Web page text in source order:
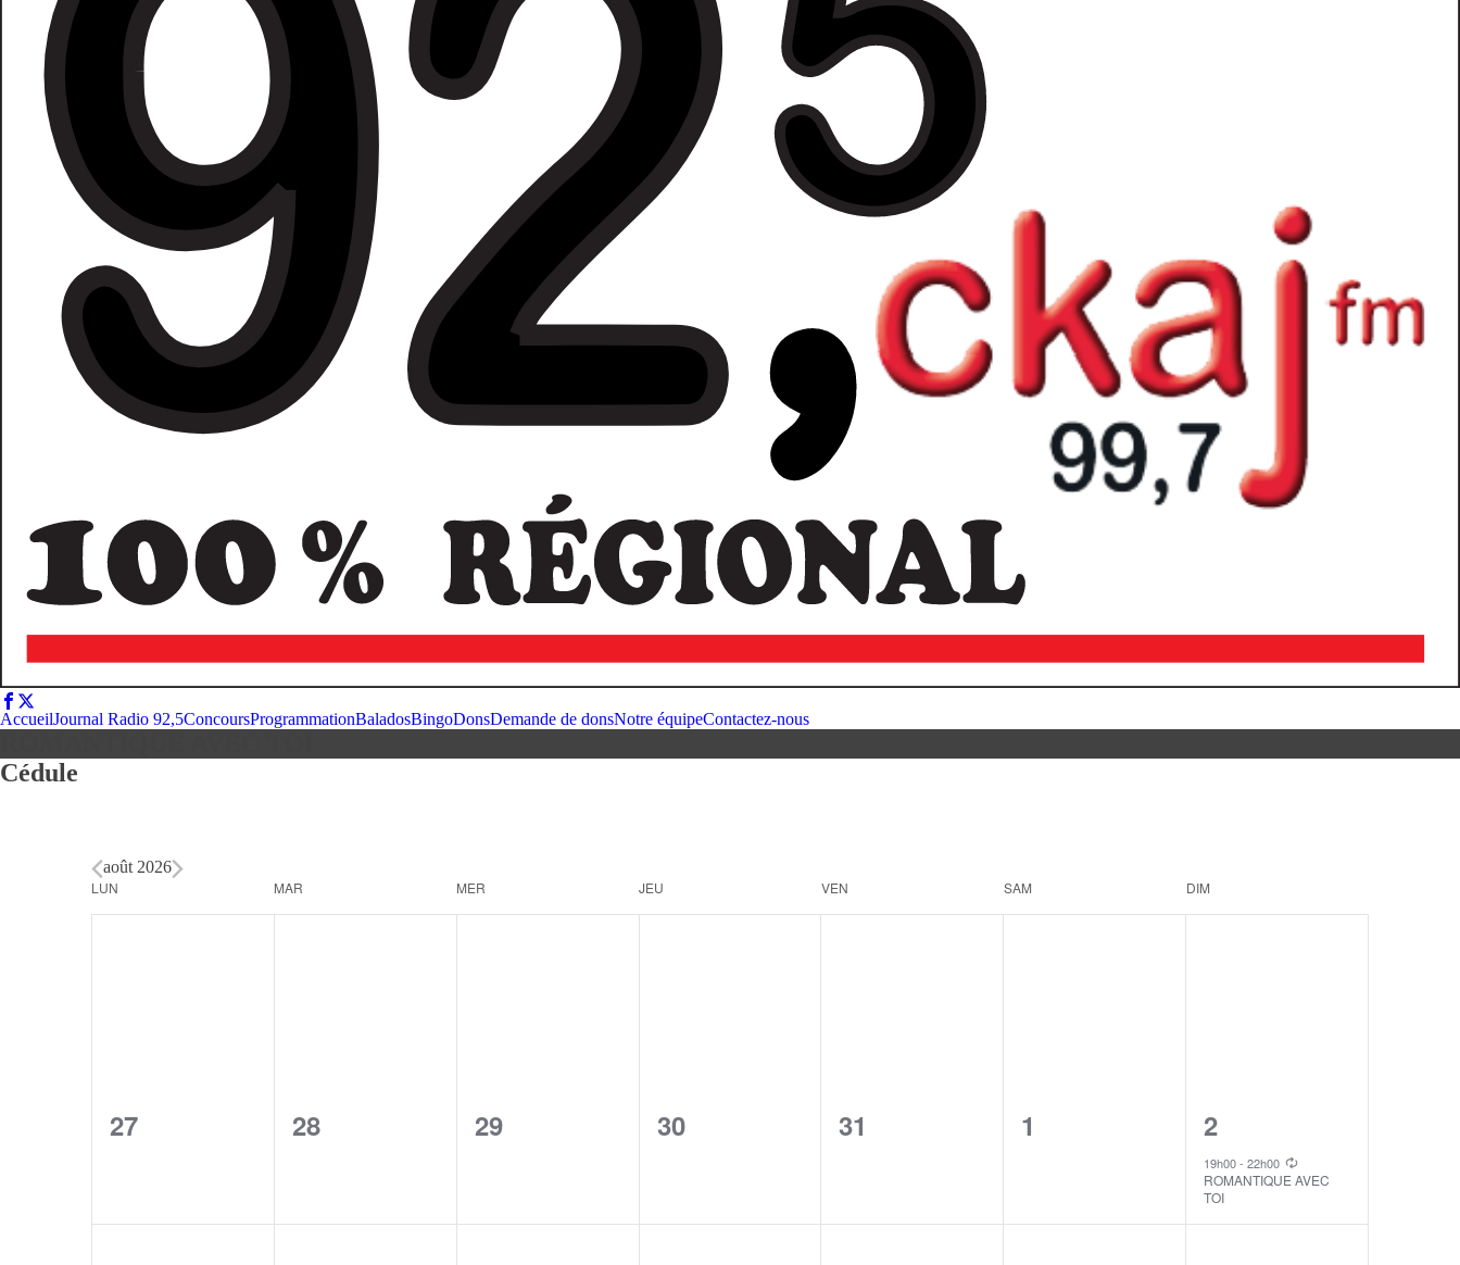
AccueilJournal Radio 92,5ConcoursProgrammationBaladosBingoDonsDemande de donsNotre équipeContactez-nous
Cédule
août 2026
Calendar
of
LUN MAR MER JEU VEN SAM DIM
0
27
0
28
0
29
0
30
0
31
0
1
1
event,
2
19h00-22h00
ROMANTIQUE AVEC
TOI